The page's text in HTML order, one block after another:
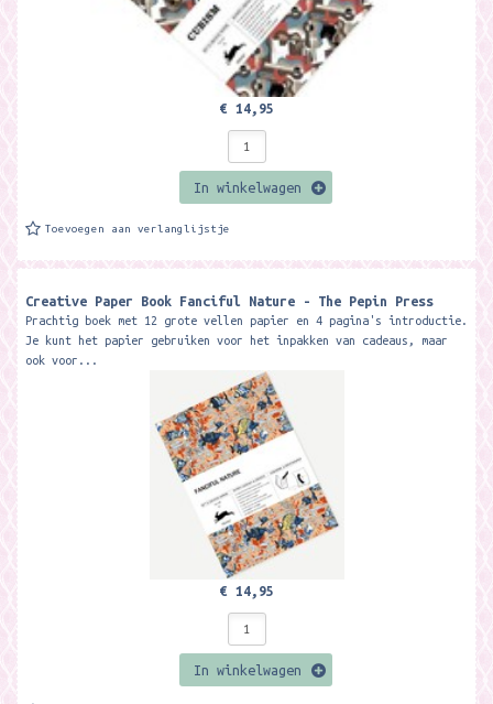
€ 14,95
In winkelwagen
Toevoegen aan verlanglijstje
Creative Paper Book Fanciful Nature - The Pepin Press
Prachtig boek met 12 grote vellen papier en 4 pagina's introductie.
Je kunt het papier gebruiken voor het inpakken van cadeaus, maar
ook voor...
€ 14,95
In winkelwagen